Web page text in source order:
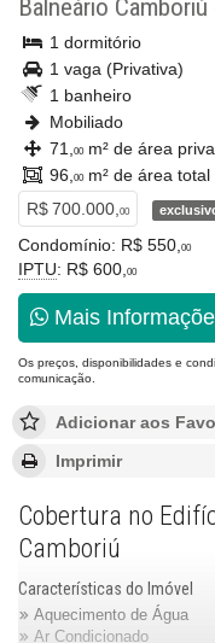
Balneário Camboriú
1 dormitório
1 vaga (Privativa)
1 banheiro
Mobiliado
71,
00m² de área
96, 00m² de área total
R$ 700.000, 00
Condomínio: R$ 550, 00
IPTU: R$ 600, 00
Mais
Os preços, disponibilidades e
comunicação.
Adicionar aos
Imprimir
Cobertura no
Camboriú
Características do Imóvel
Aquecimento de Água
Ar Condicionado